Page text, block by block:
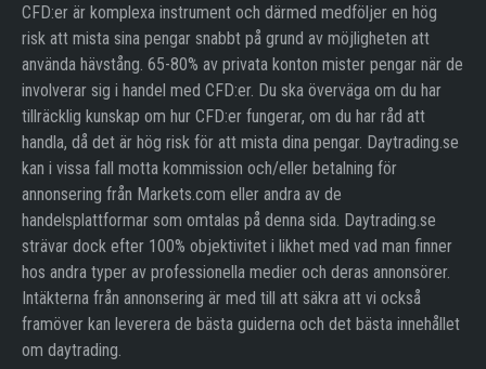
CFD:er är komplexa instrument och därmed medföljer en hög
risk att mista sina pengar snabbt på grund av möjligheten att
använda hävstång. 65-80% av privata konton mister pengar när de
involverar sig i handel med CFD:er. Du ska överväga om du har
tillräcklig kunskap om hur CFD:er fungerar, om du har råd att
handla, då det är hög risk för att mista dina pengar. Daytrading.se
kan i vissa fall motta kommission och/eller betalning för
annonsering från Markets.com eller andra av de
handelsplattformar som omtalas på denna sida. Daytrading.se
strävar dock efter 100% objektivitet i likhet med vad man finner
hos andra typer av professionella medier och deras annonsörer.
Intäkterna från annonsering är med till att säkra att vi också
framöver kan leverera de bästa guiderna och det bästa innehållet
om daytrading.